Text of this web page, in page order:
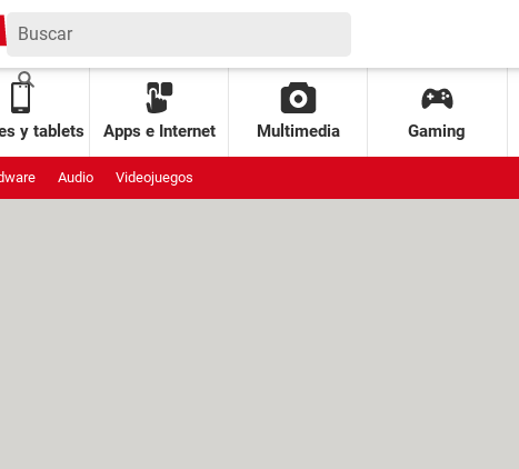
y tablets Apps e Internet Multimedia Gaming
Audio Videojuegos